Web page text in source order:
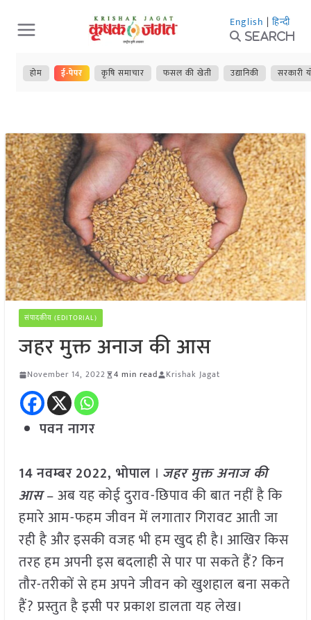
Skip
to
content
English | हिन्दी
Search
होम ई-पेपर कृषि समाचार फसल की खेती उद्यानिकी सरकारी
संपादकीय (EDITORIAL)
जहर मुक्त अनाज की आस
November 14, 2022 4 min read Krishak Jagat
पवन नागर
14नवम्बर2022, भोपाल। जहर मुक्त अनाज की
आस– अब यह कोई दुराव-छिपाव की बात नहीं है कि
हमारे आम-फहम जीवन में लगातार गिरावट आती जा
रही है और इसकी वजह भी हम खुद ही है। आखिर किस
तरह हम अपनी इस बदलाही से पार पा सकते हैं? किन
तौर-तरीकों से हम अपने जीवन को खुशहाल बना सकते
हैं? प्रस्तुत है इसी पर प्रकाश डालता यह लेख।